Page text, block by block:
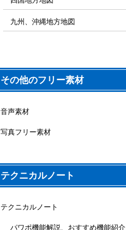
九州、沖縄地方地図
その他のフリー素材
音声素材
写真フリー素材
テクニカルノート
テクニカルノート
パワポ機能解説、おすすめ機能紹介